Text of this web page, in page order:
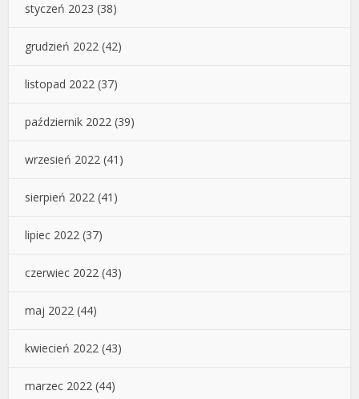
styczeń 2023 (38)
grudzień 2022 (42)
listopad 2022 (37)
październik 2022 (39)
wrzesień 2022 (41)
sierpień 2022 (41)
lipiec 2022 (37)
czerwiec 2022 (43)
maj 2022 (44)
kwiecień 2022 (43)
marzec 2022 (44)